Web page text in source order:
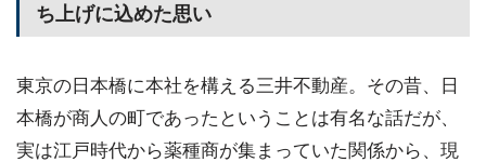
ち上げに込めた思い
東京の日本橋に本社を構える三井不動産。その昔、日
本橋が商人の町であったということは有名な話だが、
実は江戸時代から薬種商が集まっていた関係から、現